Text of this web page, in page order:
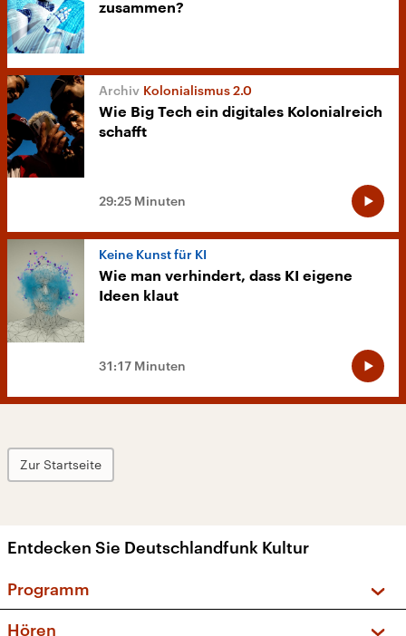
zusammen?
Kolonialismus 2.0
Wie Big Tech ein digitales Kolonialreich
schafft
29:25 Minuten
Keine Kunst für KI
Wie man verhindert, dass KI eigene
Ideen klaut
31:17 Minuten
Zur Startseite
Entdecken Sie Deutschlandfunk Kultur
Programm
Hören